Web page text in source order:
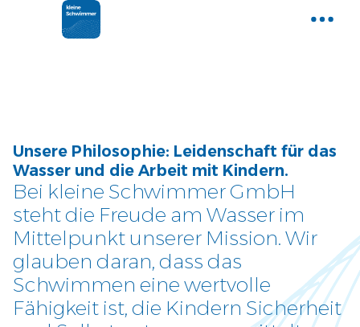
Aktuelle News
Neues und Tipps aus der Welt der
kleinen Schwimmer
Kurse
Entdecke unser Kursangebot
Über uns
Tauche ein und lerne uns
Unsere Philosophie: Leidenschaft für das
Wasser und die Arbeit mit Kindern.
Bei kleine Schwimmer GmbH
steht die Freude am Wasser im
Mittelpunkt unserer Mission. Wir
glauben daran, dass das
Schwimmen eine wertvolle
Fähigkeit ist, die Kindern Sicherheit